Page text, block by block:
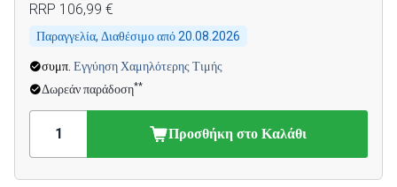
RRP 106,99 €
Παραγγελία, Διαθέσιμο από20.08.2026
συμπ. Εγγύηση Χαμηλότερης Τιμής
Δωρεάν παράδοση**
Προσθήκη στο Καλάθι